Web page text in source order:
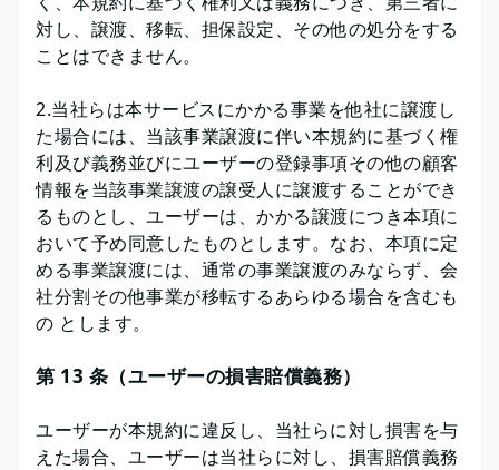
対し、譲渡、移転、担保設定、その他の処分をする
ことはできません。
2.当社らは本サービスにかかる事業を他社に譲渡し
た場合には、当該事業譲渡に伴い本規約に基づく権
利及び義務並びにユーザーの登録事項その他の顧客
情報を当該事業譲渡の譲受人に譲渡することができ
るものとし、ユーザーは、かかる譲渡につき本項に
おいて予め同意したものとします。なお、本項に定
める事業譲渡には、通常の事業譲渡のみならず、会
社分割その他事業が移転するあらゆる場合を含むも
の とします。
第 13 条（ユーザーの損害賠償義務）
ユーザーが本規約に違反し、当社らに対し損害を与
えた場合、ユーザーは当社らに対し、損害賠償義務